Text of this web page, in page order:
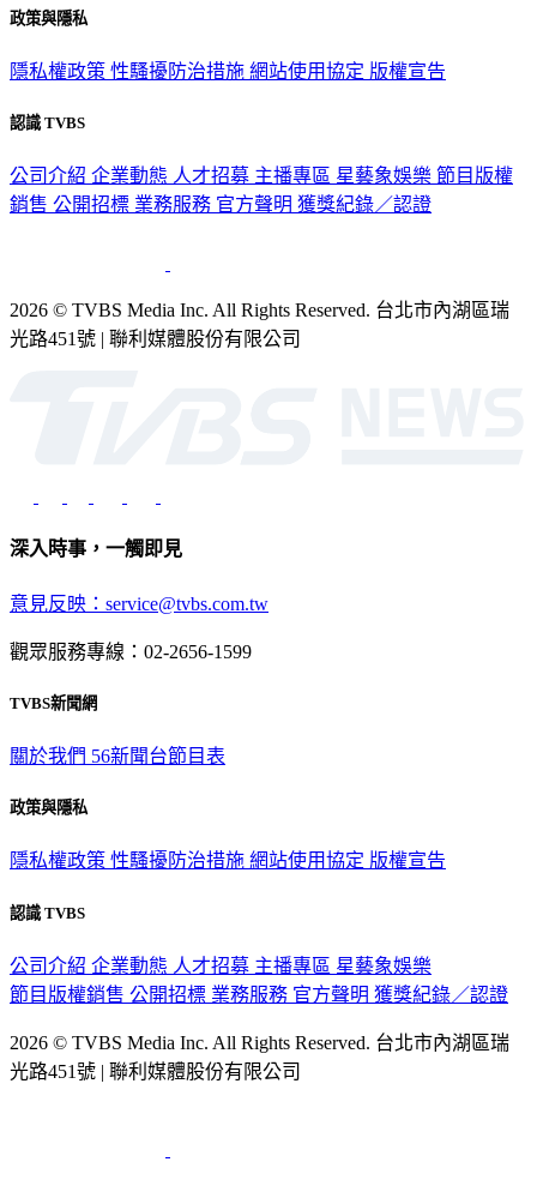
政策與隱私
隱私權政策 性騷擾防治措施 網站使用協定 版權宣告
認識 TVBS
公司介紹 企業動態 人才招募 主播專區 星藝象娛樂 節目版權
銷售 公開招標 業務服務 官方聲明 獲獎紀錄／認證
2026 © TVBS Media Inc. All Rights Reserved. 台北市內湖區瑞
光路451號 | 聯利媒體股份有限公司
深入時事，一觸即見
意見反映：service@tvbs.com.tw
觀眾服務專線：02-2656-1599
TVBS新聞網
關於我們 56新聞台節目表
政策與隱私
隱私權政策 性騷擾防治措施 網站使用協定 版權宣告
認識 TVBS
公司介紹 企業動態 人才招募 主播專區 星藝象娛樂
節目版權銷售 公開招標 業務服務 官方聲明 獲獎紀錄／認證
2026 © TVBS Media Inc. All Rights Reserved. 台北市內湖區瑞
光路451號 | 聯利媒體股份有限公司